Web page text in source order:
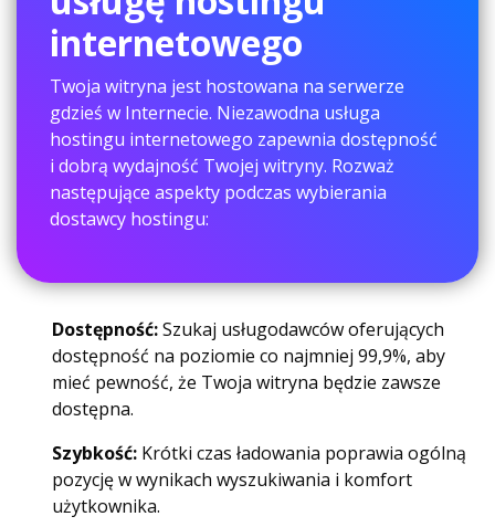
internetowego
Twoja witryna jest hostowana na serwerze
gdzieś w Internecie. Niezawodna usługa
hostingu internetowego zapewnia dostępność
i dobrą wydajność Twojej witryny. Rozważ
następujące aspekty podczas wybierania
dostawcy hostingu:
Dostępność:Szukaj usługodawców oferujących
dostępność na poziomie co najmniej 99,9%, aby
mieć pewność, że Twoja witryna będzie zawsze
dostępna.
Szybkość: Krótki czas ładowania poprawia ogólną
pozycję w wynikach wyszukiwania i komfort
użytkownika.